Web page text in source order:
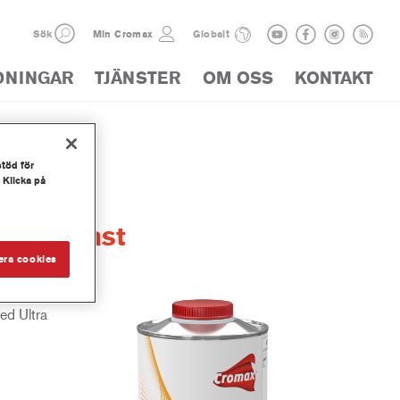
Sök Min Cromax Globalt
TJÄNSTER OM OSS KONTAKT
Fast
Ultra
för
på
cookies